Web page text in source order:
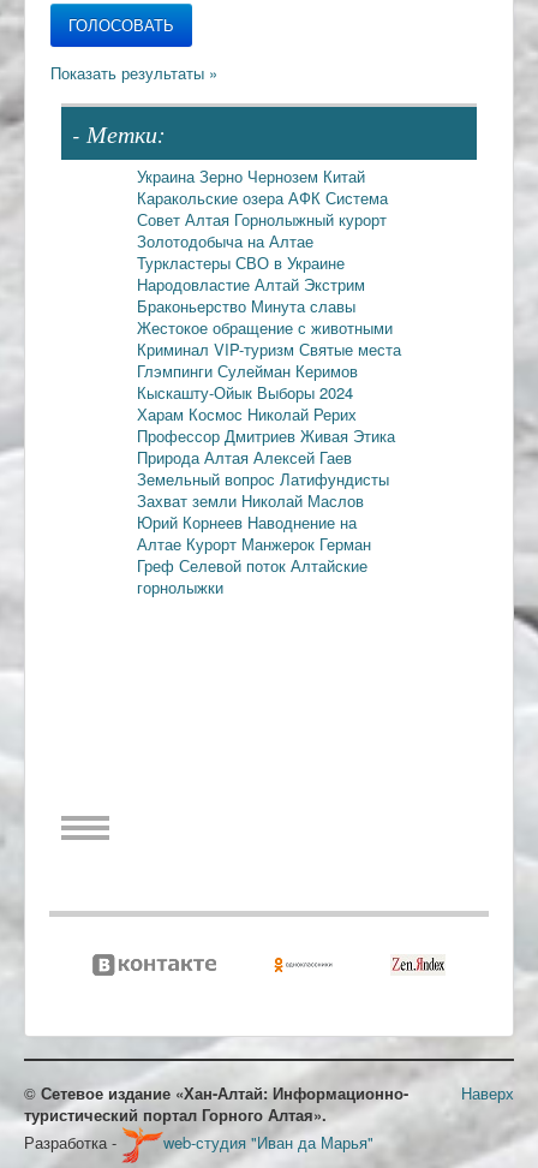
- Метки:
Украина Зерно Чернозем Китай
Каракольские озера АФК Система
Совет Алтая Горнолыжный курорт
Золотодобыча на Алтае
Туркластеры СВО в Украине
Народовластие Алтай Экстрим
Браконьерство Минута славы
Жестокое обращение с животными
Криминал VIP-туризм Святые места
Глэмпинги Сулейман Керимов
Кыскашту-Ойык Выборы 2024
Харам Космос Николай Рерих
Профессор Дмитриев Живая Этика
Природа Алтая Алексей Гаев
Земельный вопрос Латифундисты
Захват земли Николай Маслов
Юрий Корнеев Наводнение на
Алтае Курорт Манжерок Герман
Греф Селевой поток Алтайские
горнолыжки
Наверх
© Сетевое издание «Хан-Алтай: Информационно-
туристический портал Горного Алтая».
Разработка -
web-студия "Иван да Марья"